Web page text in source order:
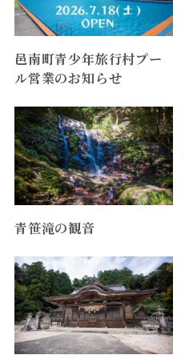
邑南町青少年旅行村プー
ル営業のお知らせ
青笹滝の観音